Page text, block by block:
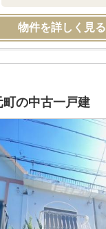
物件を詳しく見る
の中古一戸建